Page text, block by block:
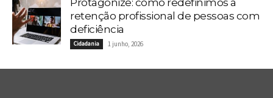
Protagonize: como redefinimos a
retenção profissional de pessoas com
deficiência
Cidadania 1 junho, 2026